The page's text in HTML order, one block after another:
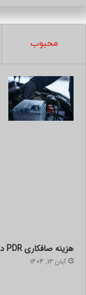
محبوب
هزینه صافکاری PDR در تهران چقدر است؟
آبان 13, 1404